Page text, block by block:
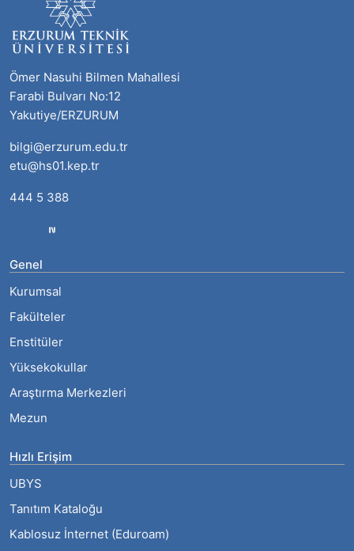
Ömer Nasuhi Bilmen Mahallesi
Farabi Bulvarı No:12
Yakutiye/ERZURUM
bilgi@erzurum.edu.tr
etu@hs01.kep.tr
444 5 388
Genel
Kurumsal
Fakülteler
Enstitüler
Yüksekokullar
Araştırma Merkezleri
Mezun
Hızlı Erişim
UBYS
Tanıtım Kataloğu
Kablosuz İnternet (Eduroam)